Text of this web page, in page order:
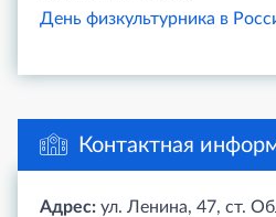
День физкультурника в
Контактная
Адрес: ул. Ленина, 47, ст.